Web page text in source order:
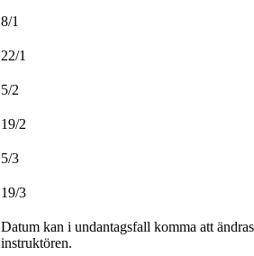
8/1
22/1
5/2
19/2
5/3
19/3
Datum kan i undantagsfall komma att
instruktören.